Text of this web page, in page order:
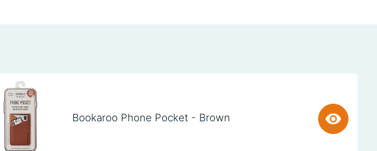
Bookaroo Phone Pocket - Brown